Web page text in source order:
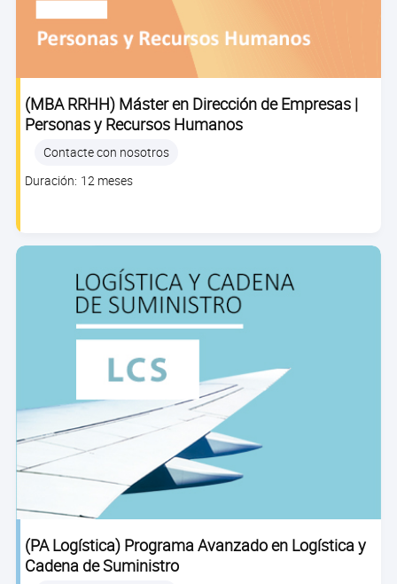
(MBA RRHH) Máster en Dirección de Empresas |
Personas y Recursos Humanos
Contacte con nosotros
Clase
Duración: 12 meses
(PA Logística) Programa Avanzado en Logística y
Cadena de Suministro